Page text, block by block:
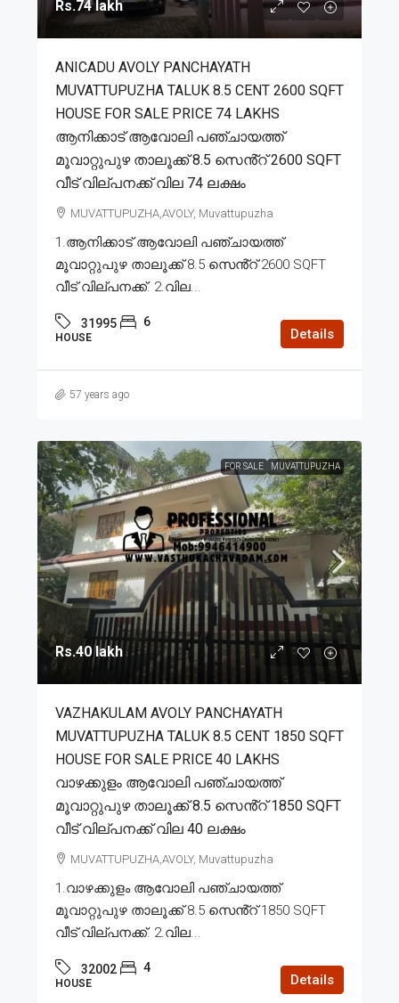
Rs.74 lakh
ANICADU AVOLY PANCHAYATH
MUVATTUPUZHA TALUK 8.5 CENT 2600 SQFT
HOUSE FOR SALE PRICE 74 LAKHS
ആനിക്കാട് ആവോലി പഞ്ചായത്ത്
മൂവാറ്റുപുഴ താലൂക്ക് 8.5 സെൻ്റ് 2600 SQFT
വീട് വില്പനക്ക് വില 74 ലക്ഷം
MUVATTUPUZHA,AVOLY, Muvattupuzha
1.ആനിക്കാട് ആവോലി പഞ്ചായത്ത്
മൂവാറ്റുപുഴ താലൂക്ക് 8.5 സെൻ്റ് 2600 SQFT
വീട് വില്പനക്ക്. 2.വില...
31995 6
HOUSE Details
57 years ago
FOR SALE MUVATTUPUZHA
Rs.40 lakh
VAZHAKULAM AVOLY PANCHAYATH
MUVATTUPUZHA TALUK 8.5 CENT 1850 SQFT
HOUSE FOR SALE PRICE 40 LAKHS
വാഴക്കുളം ആവോലി പഞ്ചായത്ത്
മൂവാറ്റുപുഴ താലൂക്ക് 8.5 സെൻ്റ് 1850 SQFT
വീട് വില്പനക്ക് വില 40 ലക്ഷം
MUVATTUPUZHA,AVOLY, Muvattupuzha
1.വാഴക്കുളം ആവോലി പഞ്ചായത്ത്
മൂവാറ്റുപുഴ താലൂക്ക് 8.5 സെൻ്റ് 1850 SQFT
വീട് വില്പനക്ക്. 2.വില...
32002 4
HOUSE Details